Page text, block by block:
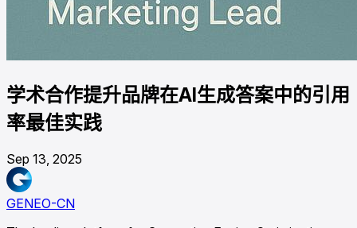
学术合作提升品牌在AI生成答案中的引用
率最佳实践
Sep 13, 2025
GENEO-CN